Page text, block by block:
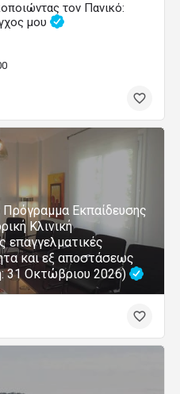
τον Πανικό:
μου
Πρόγραμμα Εκπαίδευσης
Κλινική
επαγγελματικές
και εξ αποστάσεως
31 Οκτώβριου 2026)